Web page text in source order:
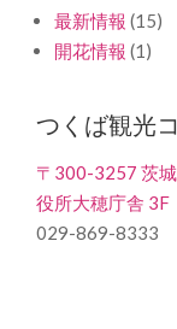
最新情報 (15)
開花情報 (1)
つくば観光
〒300-3257 茨
役所大穂庁舎 3F
029-869-8333